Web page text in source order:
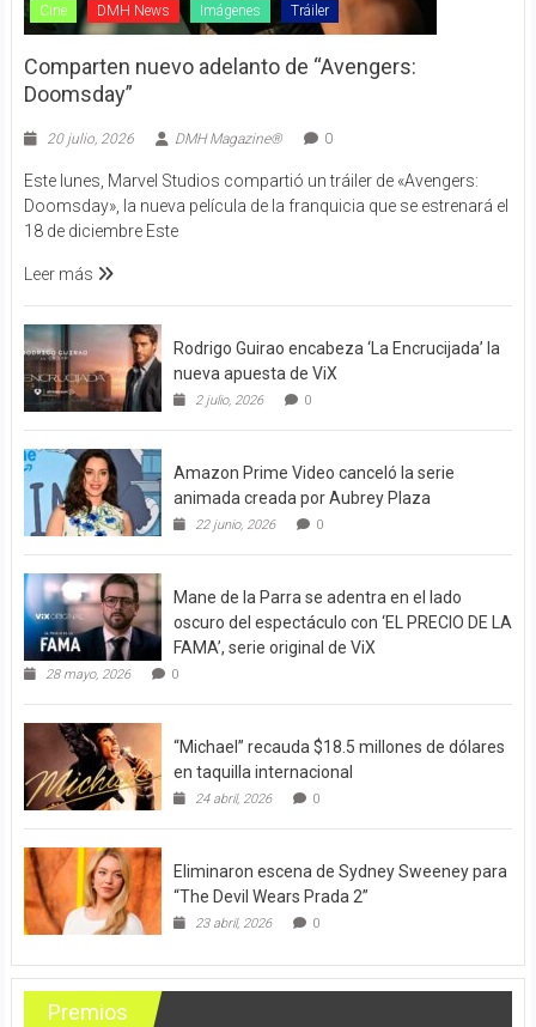
Cine DMH News Imágenes Tráiler
Comparten nuevo adelanto de “Avengers:
Doomsday”
20 julio, 2026 DMH Magazine® 0
Este lunes, Marvel Studios compartió un tráiler de «Avengers:
Doomsday», la nueva película de la franquicia que se estrenará el
18 de diciembre Este
Leer más
Rodrigo Guirao encabeza ‘La Encrucijada’ la
nueva apuesta de ViX
2 julio, 2026 0
Amazon Prime Video canceló la serie
animada creada por Aubrey Plaza
22 junio, 2026 0
Mane de la Parra se adentra en el lado
oscuro del espectáculo con ‘EL PRECIO DE LA
FAMA’, serie original de ViX
28 mayo, 2026 0
“Michael” recauda $18.5 millones de dólares
en taquilla internacional
24 abril, 2026 0
Eliminaron escena de Sydney Sweeney para
“The Devil Wears Prada 2”
23 abril, 2026 0
Premios